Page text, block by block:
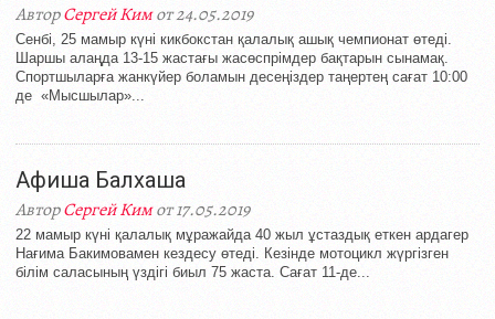
АвторСергей Кимот 24.05.2019
Сенбі, 25 мамыр күні кикбокстан қалалық ашық чемпионат өтеді.
Шаршы алаңда 13-15 жастағы жасөспрімдер бақтарын сынамақ.
Спортшыларға жанкүйер боламын десеңіздер таңертең сағат 10:00
де «Мысшылар»...
Афиша Балхаша
АвторСергей Кимот 17.05.2019
22 мамыр күні қалалық мұражайда 40 жыл ұстаздық еткен ардагер
Нағима Бакимовамен кездесу өтеді. Кезінде мотоцикл жүргізген
білім саласының үздігі биыл 75 жаста. Сағат 11-де...